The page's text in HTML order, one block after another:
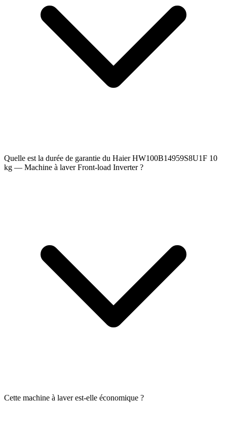
Quelle est la durée de garantie du Haier HW100B14959S8U1F 10
kg — Machine à laver Front-load Inverter ?
Cette machine à laver est-elle économique ?